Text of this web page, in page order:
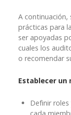
A continuación,
prácticas para
ser apoyadas
cuales los
o recomendar
Establecer un
Definir